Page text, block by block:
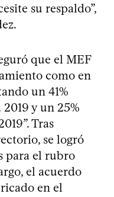
su respaldo”,
que el MEF
como en
un 41%
y un 25%
Tras
se logró
para el rubro
el acuerdo
en el